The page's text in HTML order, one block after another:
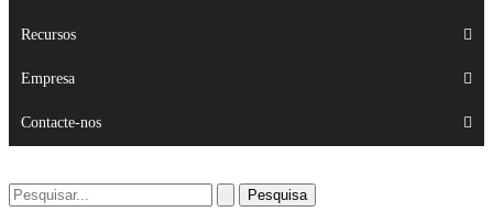
Recursos
Empresa
Contacte-nos